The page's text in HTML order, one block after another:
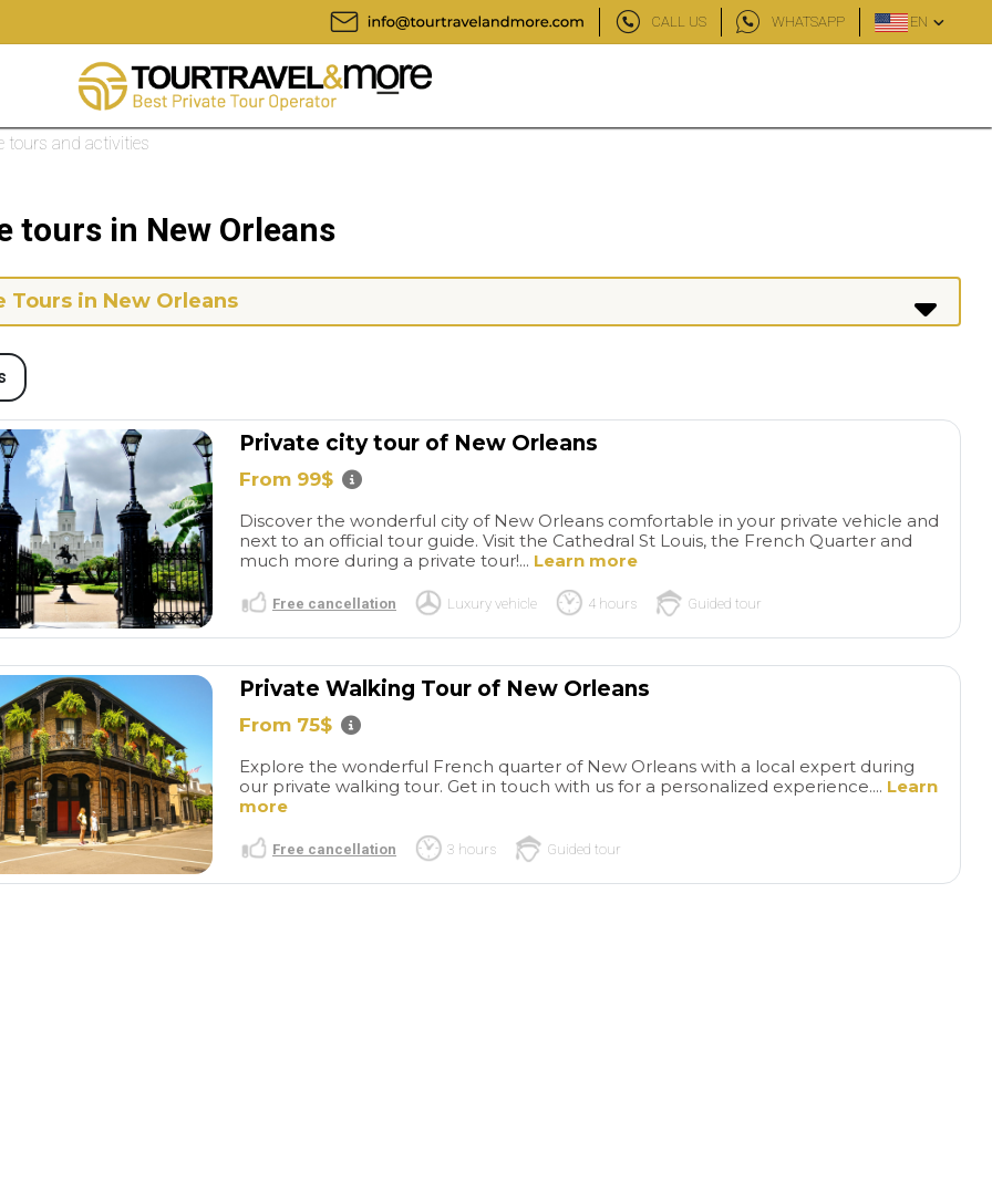
CALL US WHATSAPP EN
tours and activities
Seamless
of Miami
Stella
the Miami
and took
tour of
a great
Tour 5h
SanFrancisco Muy ágiles
en el contacto y fácil trato.
Muy simpáticos des del
primer momento y buscando
adaptarse a las necesidades
que teníamos para elegir dia,
read more
getaway
Traveled to
Martha’s Vineyard for the day.
wonderful. He shared his
knowledge on the drive down
of the area around Boston to
important city in
terms Harvard
tours in New Orleans
Tours in New Orleans
Private city tour of New Orleans
From 99$
Discover the wonderful city of New Orleans comfortable in your private vehicle and
next to an official tour guide. Visit the Cathedral St Louis, the French Quarter and
much more during a private tour!... Learn more
Free cancellation Luxury vehicle 4 hours Guided tour
Private Walking Tour of New Orleans
From 75$
Explore the wonderful French quarter of New Orleans with a local expert during
our private walking tour. Get in touch with us for a personalized experience.... Learn
more
Free cancellation 3 hours Guided tour